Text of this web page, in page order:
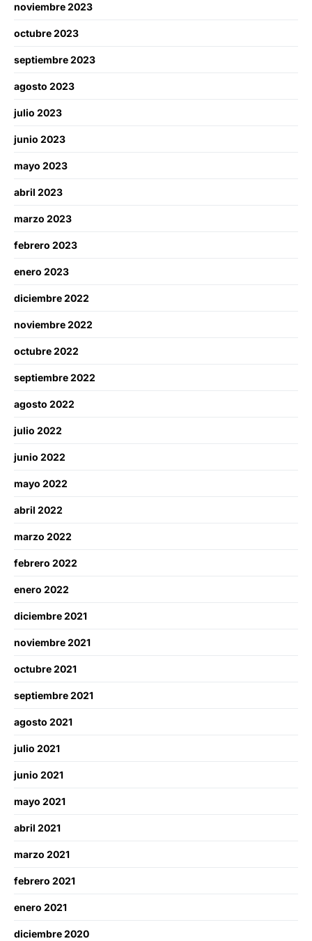
noviembre 2023
octubre 2023
septiembre 2023
agosto 2023
julio 2023
junio 2023
mayo 2023
abril 2023
marzo 2023
febrero 2023
enero 2023
diciembre 2022
noviembre 2022
octubre 2022
septiembre 2022
agosto 2022
julio 2022
junio 2022
mayo 2022
abril 2022
marzo 2022
febrero 2022
enero 2022
diciembre 2021
noviembre 2021
octubre 2021
septiembre 2021
agosto 2021
julio 2021
junio 2021
mayo 2021
abril 2021
marzo 2021
febrero 2021
enero 2021
diciembre 2020